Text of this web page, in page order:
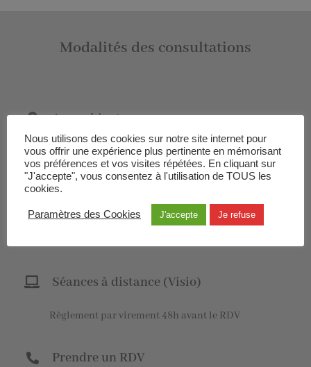
Modalités des consultations
Aux cabinets
21 bis rue Michel Grimault 44110 Châteaubriant (les
lundis matins)
2 la Métairie neuve 44110 Erbray (sur la route
Séances à distance (Visio)
Règlement par virement 48h avant le RDV
Prendre un RDV
Nous utilisons des cookies sur notre site internet pour
vous offrir une expérience plus pertinente en mémorisant
vos préférences et vos visites répétées. En cliquant sur
"J'accepte", vous consentez à l'utilisation de TOUS les
cookies.
Paramètres des Cookies J'accepte Je refuse